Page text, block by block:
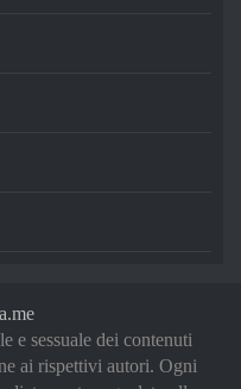
e sessuale dei contenuti
ai rispettivi autori. Ogni